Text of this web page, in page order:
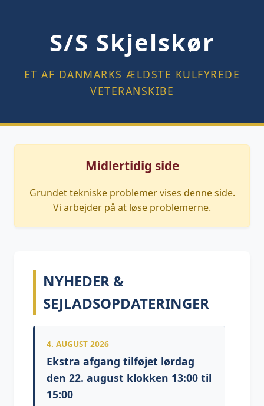
S/S Skjelskør
ET AF DANMARKS ÆLDSTE KULFYREDE
VETERANSKIBE
Midlertidig side
Grundet tekniske problemer vises denne side.
Vi arbejder på at løse problemerne.
NYHEDER &
SEJLADSOPDATERINGER
4. AUGUST 2026
Ekstra afgang tilføjet lørdag
den 22. august klokken 13:00 til
15:00